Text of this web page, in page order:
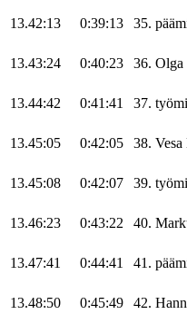
13.42:13 0:39:13 35.
13.43:24 0:40:23 36. Olga
13.44:42 0:41:41 37.
13.45:05 0:42:05 38. Vesa
13.45:08 0:42:07 39.
13.46:23 0:43:22 40.
13.47:41 0:44:41 41.
13.48:50 0:45:49 42.